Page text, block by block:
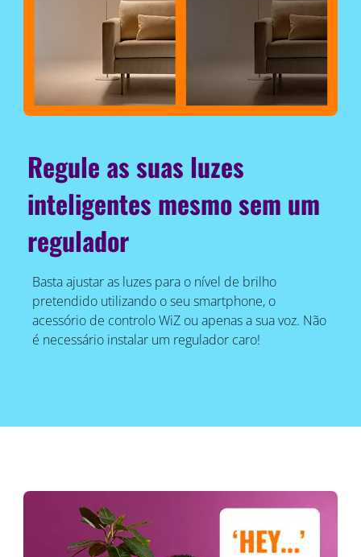
Regule as suas luzes
inteligentes mesmo sem um
regulador
Basta ajustar as luzes para o nível de brilho
pretendido utilizando o seu smartphone, o
acessório de controlo WiZ ou apenas a sua voz. Não
é necessário instalar um regulador caro!